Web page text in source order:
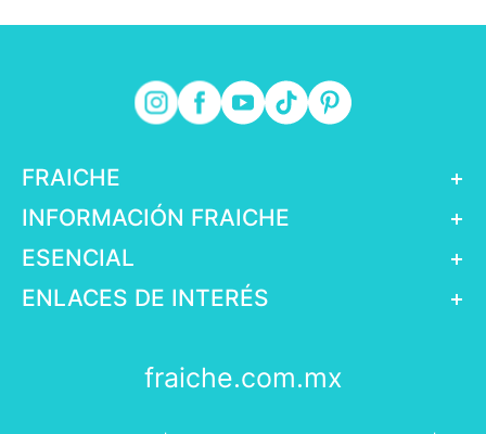
FRAICHE
+
INFORMACIÓN FRAICHE
+
ESENCIAL
+
ENLACES DE INTERÉS
+
fraiche.com.mx